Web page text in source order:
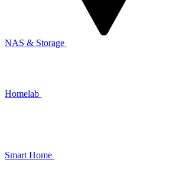
NAS & Storage
Homelab
Smart Home